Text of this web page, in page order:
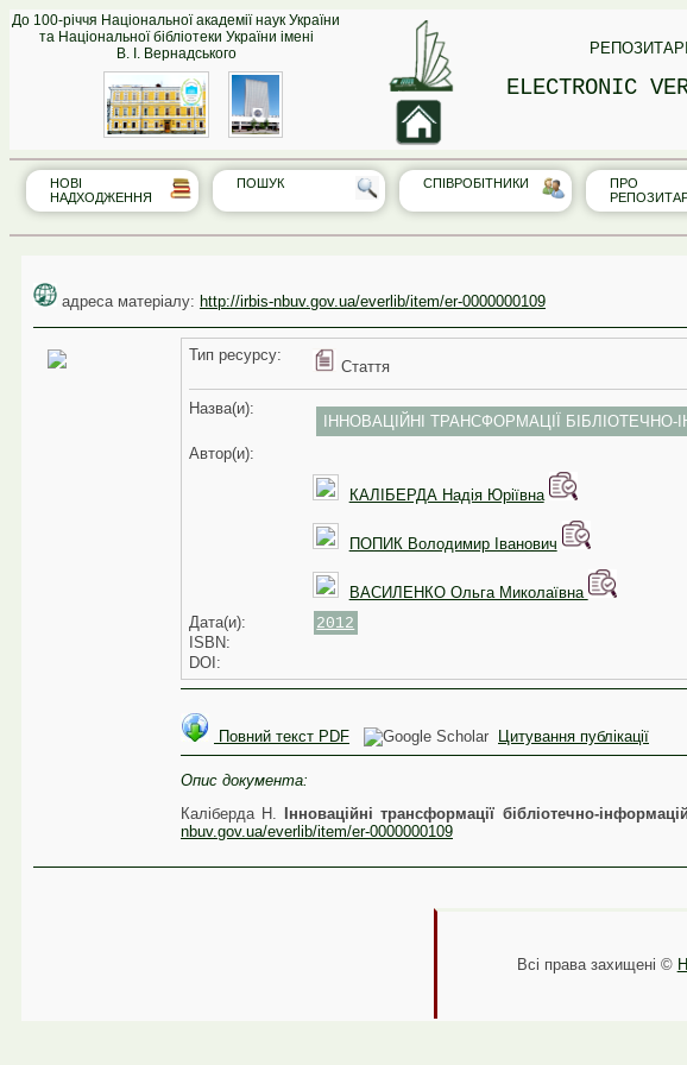
До 100-річчя Національної академії наук України
та Національної бібліотеки України імені
В. І. Вернадського
ELECTRONIC
НОВІ
НАДХОДЖЕННЯ
ПОШУК СПІВРО‎БІТНИКИ
ПРО
адреса матеріалу: http://irbis-nbuv.gov.ua/everlib/item/er-0000000109
Тип реcурсу:
Стаття
Назва(и):
ІННОВАЦІЙНІ ТРАНСФОРМАЦІЇ БІБЛІОТЕЧНО-
Автор(и):
КАЛІБЕРДА Надія Юріївна
ПОПИК Володимир Іванович
ВАСИЛЕНКО Ольга Миколаївна
Дата(и):
2012
ISBN:
DOI:
Повний текст PDF Цитування публікації
Опис документа:
Каліберда Н.
Інноваційні трансформації бібліотечно-
nbuv.gov.ua/everlib/item/er-0000000109
Всі права захищені ©